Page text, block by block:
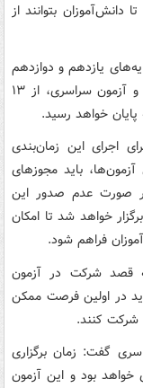
دانش‌آموزان بتوانند از
یازدهم و دوازدهم
با هدف هماهنگی با تقویم مناسبت‌های کشور و آزمون سراسری، از ۱۳
اجرای این زمان‌بندی
باید مجوزهای
صورت عدم صدور این
خواهد شد تا امکان
فراهم شود.
قصد شرکت در آزمون
در اولین فرصت ممکن
شرکت کنند.
گفت: زمان برگزاری
خواهد بود و این آزمون